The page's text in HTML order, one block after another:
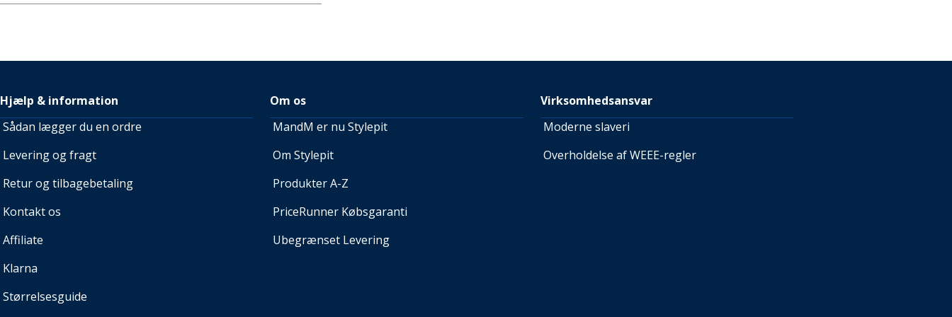
Hjælp & information
Sådan lægger du en ordre
Levering og fragt
Retur og tilbagebetaling
Kontakt os
Affiliate
Klarna
Størrelsesguide
Om os
MandM er nu Stylepit
Om Stylepit
Produkter A-Z
PriceRunner Købsgaranti
Ubegrænset Levering
Virksomhedsansvar
Moderne slaveri
Overholdelse af WEEE-regler